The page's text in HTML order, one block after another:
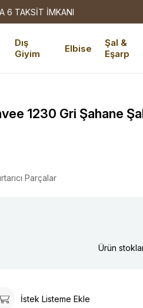
6 TAKSİT İMKANI
Dış
Giyim
Elbise
Şal &
Eşarp
1230 Gri Şahane
Parçalar
Ürün
İstek Listeme Ekle